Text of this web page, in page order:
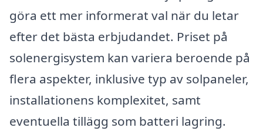
göra ett mer informerat val när du letar
efter det bästa erbjudandet. Priset på
solenergisystem kan variera beroende på
flera aspekter, inklusive typ av solpaneler,
installationens komplexitet, samt
eventuella tillägg som batteri lagring.